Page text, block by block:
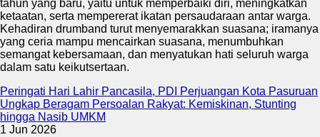
tahun yang baru, yaitu untuk memperbaiki diri, meningkatkan
ketaatan, serta mempererat ikatan persaudaraan antar warga.
Kehadiran drumband turut menyemarakkan suasana; iramanya
yang ceria mampu mencairkan suasana, menumbuhkan
semangat kebersamaan, dan menyatukan hati seluruh warga
dalam satu keikutsertaan.
Peringati Hari Lahir Pancasila, PDI Perjuangan Kota Pasuruan
Ungkap Beragam Persoalan Rakyat: Kemiskinan, Stunting
hingga Nasib UMKM
1 Jun 2026